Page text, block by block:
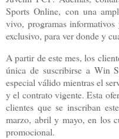
Sports Online, con una
vivo, programas
exclusivo, para ver donde y
A partir de este mes, los
única de suscribirse a Win
especial válido mientras el
y el contrato vigente. Esta
clientes que se inscriban
marzo, abril y mayo, en los
promocional.